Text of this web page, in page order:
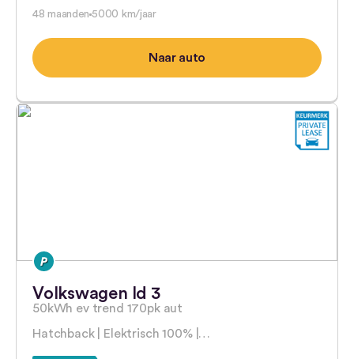
48 maanden 5000 km/jaar
Naar auto
Volkswagen Id 3
50kWh ev trend 170pk aut
Hatchback | Elektrisch 100% |…